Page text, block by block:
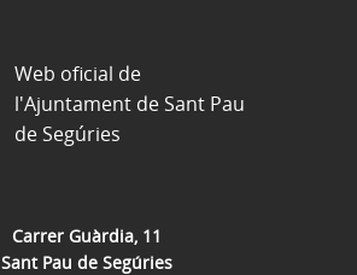
Carrer Guàrdia, 11
Sant Pau de Segúries
Web oficial de
l'Ajuntament de Sant Pau
de Segúries